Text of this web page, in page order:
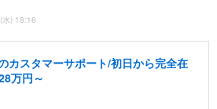
) 18:16
カスタマーサポート/初日から完全在
万円～